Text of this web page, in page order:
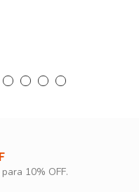
para 10% OFF.​